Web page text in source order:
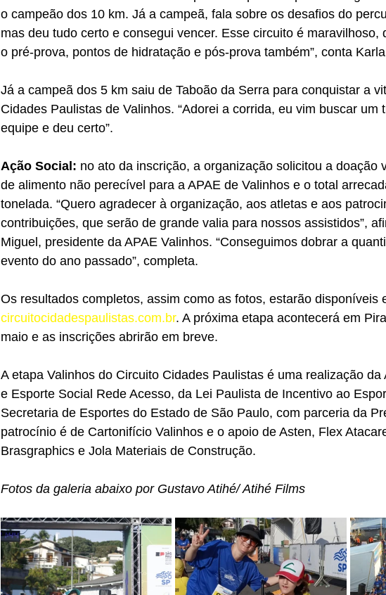
o campeão dos 10 km. Já a campeã, fala sobre os desafios do
mas deu tudo certo e consegui vencer. Esse circuito é maravilhoso,
o pré-prova, pontos de hidratação e pós-prova também”, conta
Já a campeã dos 5 km saiu de Taboão da Serra para conquistar a
Cidades Paulistas de Valinhos. “Adorei a corrida, eu vim buscar um
equipe e deu certo”.
Ação Social: no ato da inscrição, a organização solicitou a doação
de alimento não perecível para a APAE de Valinhos e o total
tonelada. “Quero agradecer à organização, aos atletas e aos
contribuições, que serão de grande valia para nossos assistidos”,
Miguel, presidente da APAE Valinhos. “Conseguimos dobrar a
evento do ano passado”, completa.
Os resultados completos, assim como as fotos, estarão disponíveis
circuitocidadespaulistas.com.br. A próxima etapa acontecerá em
maio e as inscrições abrirão em breve.
A etapa Valinhos do Circuito Cidades Paulistas é uma realização
e Esporte Social Rede Acesso, da Lei Paulista de Incentivo ao
Secretaria de Esportes do Estado de São Paulo, com parceria da
patrocínio é de Cartonifício Valinhos e o apoio de Asten, Flex
Brasgraphics e Jola Materiais de Construção.
Fotos da galeria abaixo por Gustavo Atihé/ Atihé Films